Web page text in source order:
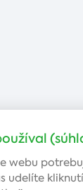
webu
udelíte